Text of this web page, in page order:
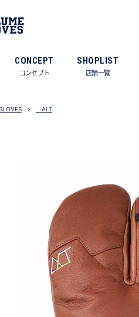
CONCEPT
コンセプト
SHOPLIST
店舗一覧
ALT